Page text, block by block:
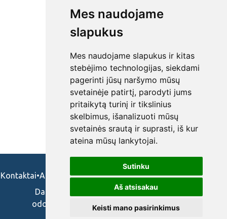
Mes naudojame
slapukus
Mes naudojame slapukus ir kitas
stebėjimo technologijas, siekdami
pagerinti jūsų naršymo mūsų
svetainėje patirtį, parodyti jums
pritaikytą turinį ir tikslinius
skelbimus, išanalizuoti mūsų
svetainės srautą ir suprasti, iš kur
ateina mūsų lankytojai.
Sutinku
Aš atsisakau
Keisti mano pasirinkimus
Kontaktai•Apie mus•Naudojimosi taisykės•Privatumo politika
Darbo skelbimai ir pasiūlymai: gydytojams,
odontologams, slaugytojams, veterinarams,